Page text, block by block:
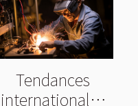
Tendances
internationales